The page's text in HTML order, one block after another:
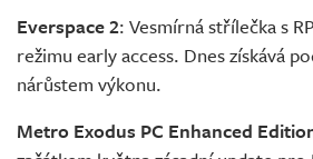
Everspace 2: Vesmírná střílečka s
režimu early access. Dnes získává
nárůstem výkonu.
Metro Exodus PC Enhanced